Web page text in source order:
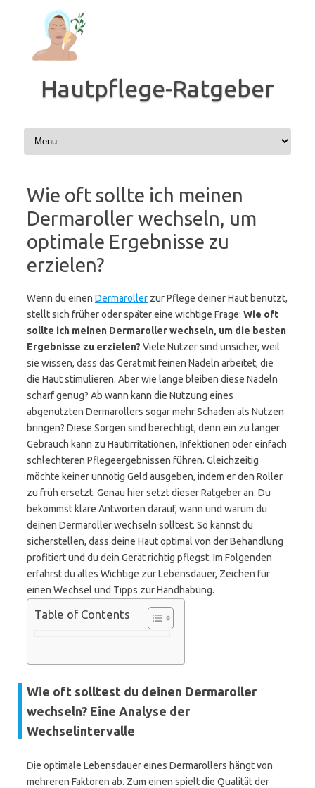
springen
Hautpflege-Ratgeber
Wie oft sollte ich meinen
Dermaroller wechseln, um
optimale Ergebnisse zu
erzielen?
Wenn du einen Dermaroller zur Pflege deiner Haut benutzt,
stellt sich früher oder später eine wichtige Frage: Wie oft
sollte ich meinen Dermaroller wechseln, um die besten
Ergebnisse zu erzielen? Viele Nutzer sind unsicher, weil
sie wissen, dass das Gerät mit feinen Nadeln arbeitet, die
die Haut stimulieren. Aber wie lange bleiben diese Nadeln
scharf genug? Ab wann kann die Nutzung eines
abgenutzten Dermarollers sogar mehr Schaden als Nutzen
bringen? Diese Sorgen sind berechtigt, denn ein zu langer
Gebrauch kann zu Hautirritationen, Infektionen oder einfach
schlechteren Pflegeergebnissen führen. Gleichzeitig
möchte keiner unnötig Geld ausgeben, indem er den Roller
zu früh ersetzt. Genau hier setzt dieser Ratgeber an. Du
bekommst klare Antworten darauf, wann und warum du
deinen Dermaroller wechseln solltest. So kannst du
sicherstellen, dass deine Haut optimal von der Behandlung
profitiert und du dein Gerät richtig pflegst. Im Folgenden
erfährst du alles Wichtige zur Lebensdauer, Zeichen für
einen Wechsel und Tipps zur Handhabung.
Table of Contents
Wie oft solltest du deinen Dermaroller
wechseln? Eine Analyse der
Wechselintervalle
Die optimale Lebensdauer eines Dermarollers hängt von
mehreren Faktoren ab. Zum einen spielt die Qualität der